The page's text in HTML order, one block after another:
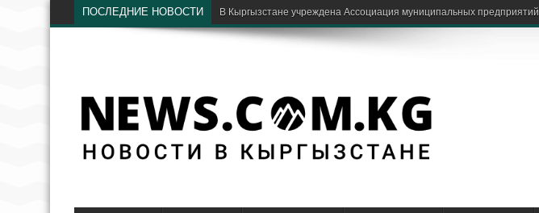
ПОСЛЕДНИЕ НОВОСТИ В Кыргызстане учреждена Ассоциация муниципальных предприятий